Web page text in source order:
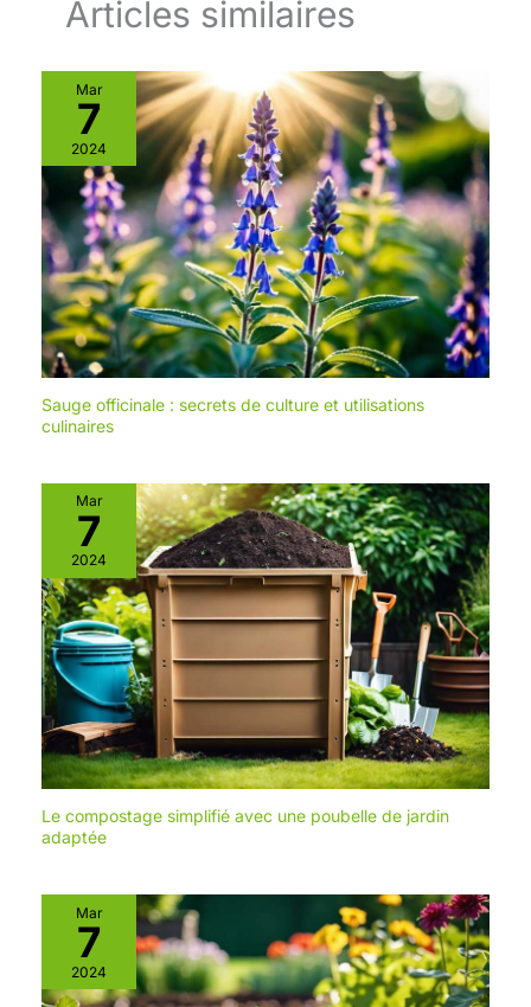
Articles similaires
Mar
7
2024
Sauge officinale : secrets de culture et utilisations
culinaires
Mar
7
2024
Le compostage simplifié avec une poubelle de jardin
adaptée
Mar
7
2024